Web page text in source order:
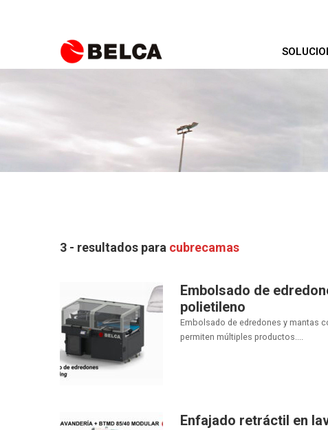
3 - resultados para cubrecamas
Embolsado de
polietileno
Embolsado de edredones y mantas
permiten múltiples productos....
Enfajado retráctil en